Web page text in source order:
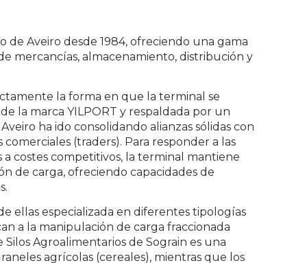
de Aveiro desde 1984, ofreciendo una gama
mercancías, almacenamiento, distribución y
la forma en que la terminal se
la marca YILPORT y respaldada por un
ha ido consolidando alianzas sólidas con
(traders). Para responder a las
costes competitivos, la terminal mantiene
de carga, ofreciendo capacidades de
ellas especializada en diferentes tipologías
a la manipulación de carga fraccionada
Agroalimentarios de Sograin es una
agrícolas (cereales), mientras que los